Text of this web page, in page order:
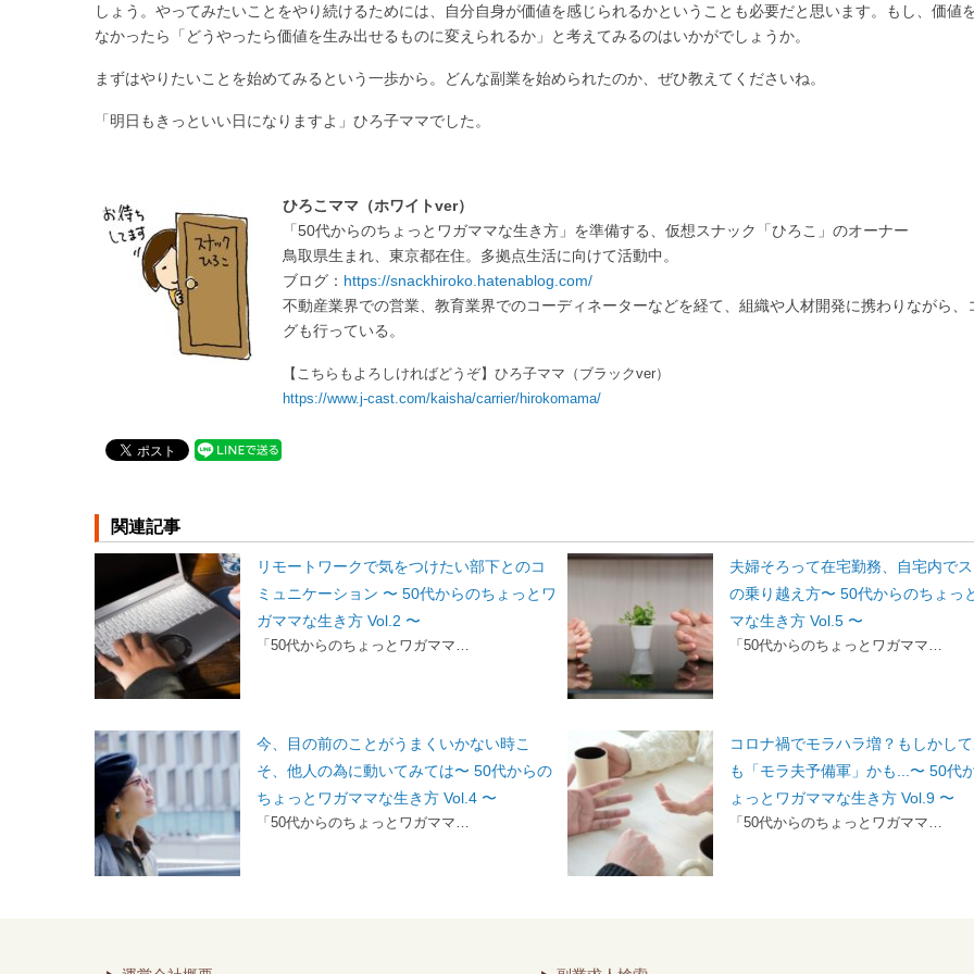
しょう。やってみたいことをやり続けるためには、自分自身が価値を感じられるかということも必要だと思います。もし、価値
なかったら「どうやったら価値を生み出せるものに変えられるか」と考えてみるのはいかがでしょうか。
まずはやりたいことを始めてみるという一歩から。どんな副業を始められたのか、ぜひ教えてくださいね。
「明日もきっといい日になりますよ」ひろ子ママでした。
ひろこママ（ホワイトver）
「50代からのちょっとワガママな生き方」を準備する、仮想スナック「ひろこ」のオーナー
鳥取県生まれ、東京都在住。多拠点生活に向けて活動中。
ブログ： https://snackhiroko.hatenablog.com/
不動産業界での営業、教育業界でのコーディネーターなどを経て、組織や人材開発に携わりながら、
グも行っている。
【こちらもよろしければどうぞ】ひろ子ママ（ブラックver）
https://www.j-cast.com/kaisha/carrier/hirokomama/
関連記事
リモートワークで気をつけたい部下とのコ
ミュニケーション 〜 50代からのちょっとワ
ガママな生き方 Vol.2 〜
「50代からのちょっとワガママ…
夫婦そろって在宅勤務、自宅内で
の乗り越え方〜 50代からのちょっ
マな生き方 Vol.5 〜
「50代からのちょっとワガママ…
今、目の前のことがうまくいかない時こ
そ、他人の為に動いてみては〜 50代からの
ちょっとワガママな生き方 Vol.4 〜
「50代からのちょっとワガママ…
コロナ禍でモラハラ増？もしかし
も「モラ夫予備軍」かも...〜 50代
ょっとワガママな生き方 Vol.9 〜
「50代からのちょっとワガママ…